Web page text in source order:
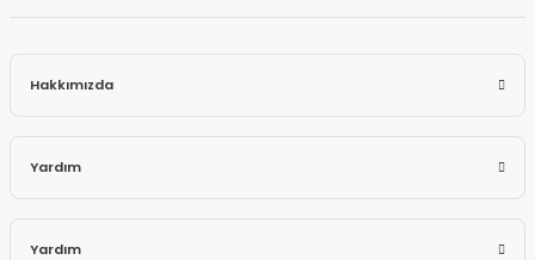
Hakkımızda
Yardım
Yardım